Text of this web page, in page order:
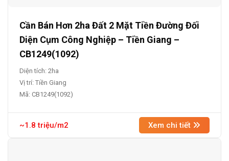
Cần Bán Hơn 2ha Đất 2 Mặt Tiền Đường Đối
Diện Cụm Công Nghiệp – Tiền Giang –
CB1249(1092)
Diện tích: 2ha
Vị trí: Tiền Giang
Mã: CB1249(1092)
~1.8 triệu/m2 Xem chi tiết